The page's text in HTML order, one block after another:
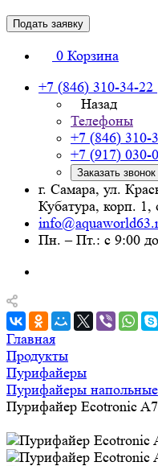
Подать заявку
0 Корзина
+7 (846) 310-34-22
Назад
Телефоны
+7 (846) 310-
+7 (917) 030-
Заказать звонок
г. Самара, ул.
Кубатура, корп. 1,
Пн. – Пт.: с 9:00
Главная
Продукты
Пурифайеры
Пурифайеры напольные
Пурифайер Ecotronic